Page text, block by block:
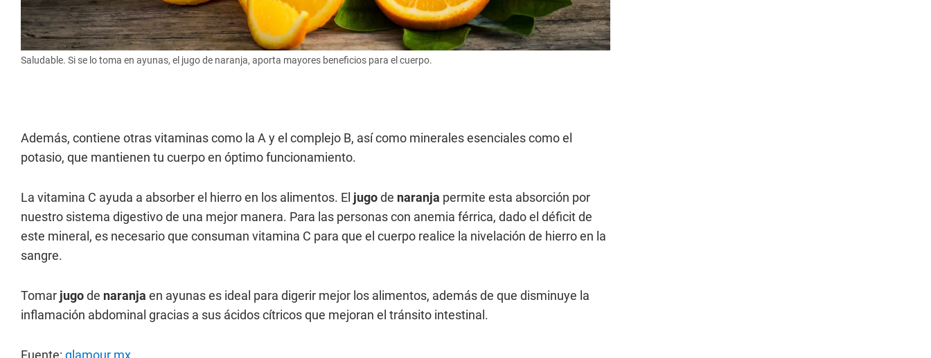
Saludable. Si se lo toma en ayunas, el jugo de naranja, aporta mayores beneficios para el cuerpo.
Además, contiene otras vitaminas como la A y el complejo B, así como minerales esenciales como el
potasio, que mantienen tu cuerpo en óptimo funcionamiento.
La vitamina C ayuda a absorber el hierro en los alimentos. El jugode naranja permite esta absorción por
nuestro sistema digestivo de una mejor manera. Para las personas con anemia férrica, dado el déficit de
este mineral, es necesario que consuman vitamina C para que el cuerpo realice la nivelación de hierro en la
sangre.
Tomar jugode naranja en ayunas es ideal para digerir mejor los alimentos, además de que disminuye la
inflamación abdominal gracias a sus ácidos cítricos que mejoran el tránsito intestinal.
Fuente: glamour.mx